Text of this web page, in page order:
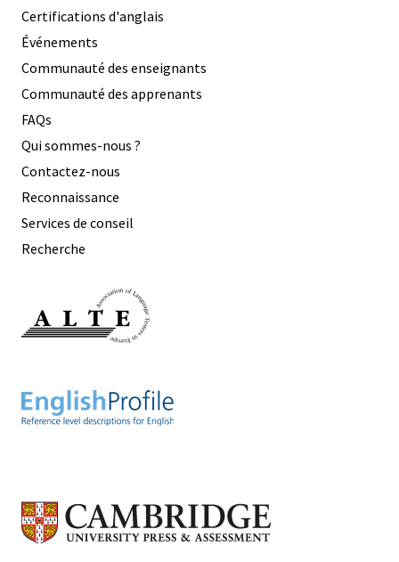
Certifications d'anglais
Événements
Communauté des enseignants
Communauté des apprenants
FAQs
Qui sommes-nous ?
Contactez-nous
Reconnaissance
Services de conseil
Recherche